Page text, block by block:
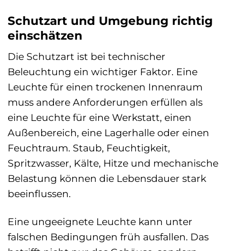
Schutzart und Umgebung richtig
einschätzen
Die Schutzart ist bei technischer
Beleuchtung ein wichtiger Faktor. Eine
Leuchte für einen trockenen Innenraum
muss andere Anforderungen erfüllen als
eine Leuchte für eine Werkstatt, einen
Außenbereich, eine Lagerhalle oder einen
Feuchtraum. Staub, Feuchtigkeit,
Spritzwasser, Kälte, Hitze und mechanische
Belastung können die Lebensdauer stark
beeinflussen.
Eine ungeeignete Leuchte kann unter
falschen Bedingungen früh ausfallen. Das